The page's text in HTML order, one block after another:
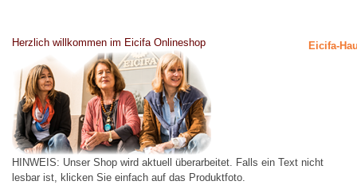
Herzlich willkommen im Eicifa Onlineshop Eicifa-
HINWEIS: Unser Shop wird aktuell überarbeitet. Falls ein Text nicht
lesbar ist, klicken Sie einfach auf das Produktfoto.